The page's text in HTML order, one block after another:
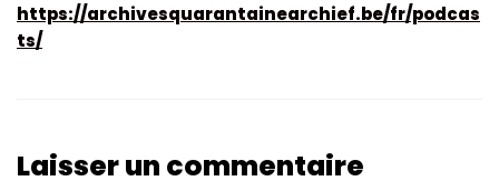
https://archivesquarantainearchief.be/fr/podcas
ts/
Laisser un commentaire